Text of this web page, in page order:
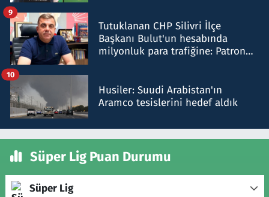
Tutuklanan CHP Silivri İlçe
Başkanı Bulut'un hesabında
milyonluk para trafiğine: Patron
9
Husiler: Suudi Arabistan'ın
Aramco tesislerini hedef aldık
10
Süper Lig Puan Durumu
Süper Lig